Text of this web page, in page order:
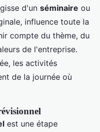
d'un séminaire ou
influence toute la
compte du thème, du
de l'entreprise.
les activités
de la journée où
est une étape